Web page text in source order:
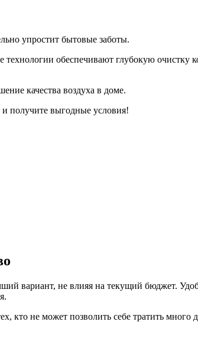
упростит бытовые заботы.
обеспечивают глубокую очистку
качества воздуха в доме.
получите выгодные условия!
вариант, не влияя на текущий бюджет.
не может позволить себе тратить много